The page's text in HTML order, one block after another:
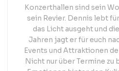
Konzerthallen sind sein
sein Revier. Dennis lebt
das Licht ausgeht und
Jahren jagt er für euch
Events und Attraktionen
Nicht nur über Termine